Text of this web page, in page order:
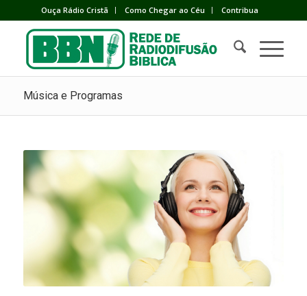
Ouça Rádio Cristã Como Chegar ao Céu Contribua
Música e Programas